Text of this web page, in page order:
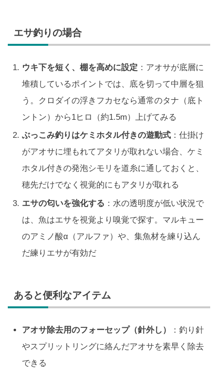
エサ釣りの場合
ウキ下を短く、棚を高めに設定 ：アオサが底層に
堆積しているポイントでは、底を切って中層を狙
う。クロダイの浮きフカセなら通常のタナ（底ト
ントン）から1ヒロ（約1.5m）上げてみる
ぶっこみ釣りはケミホタル付きの遊動式 ：仕掛け
がアオサに埋もれてアタリが取れない場合、ケミ
ホタル付きの発泡シモリを道糸に通しておくと、
穂先だけでなく視覚的にもアタリが取れる
エサの匂いを強化する ：水の透明度が低い状況で
は、魚はエサを視覚より嗅覚で探す。マルキュー
のアミノ酸α（アルファ）や、集魚材を練り込ん
だ練りエサが有効だ
あると便利なアイテム
アオサ除去用のフォーセップ（針外し）
：釣り針
やスプリットリングに絡んだアオサを素早く除去
できる